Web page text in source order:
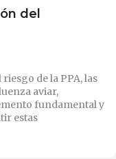
del
de la PPA, las
aviar,
fundamental y
estas